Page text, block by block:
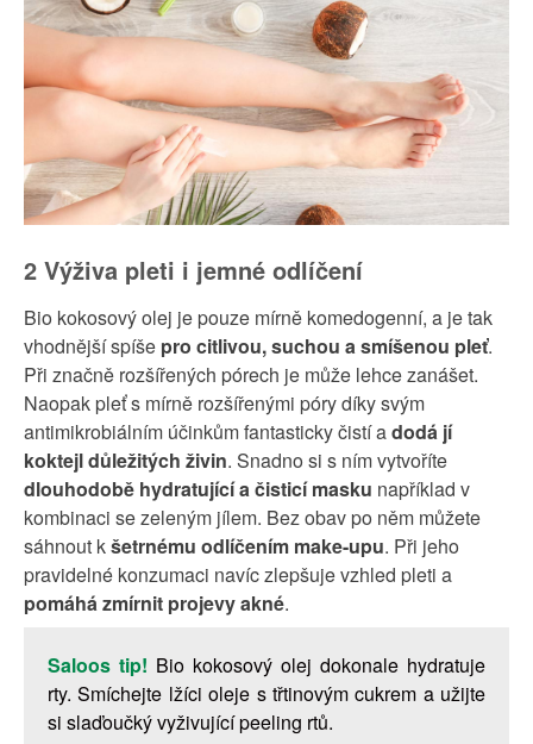
2 Výživa pleti i jemné odlíčení
Bio kokosový olej je pouze mírně komedogenní, a je tak
vhodnější spíše pro citlivou, suchou a smíšenou pleť.
Při značně rozšířených pórech je může lehce zanášet.
Naopak pleť s mírně rozšířenými póry díky svým
antimikrobiálním účinkům fantasticky čistí adodá jí
koktejl důležitých živin. Snadno si s ním vytvoříte
dlouhodobě hydratující a čisticí masku například v
kombinaci se zeleným jílem. Bez obav po něm můžete
sáhnout kšetrnému odlíčením make-upu. Při jeho
pravidelné konzumaci navíc zlepšuje vzhled pleti a
pomáhá zmírnit projevy akné.
Saloos tip! Bio kokosový olej dokonale hydratuje
rty. Smíchejte lžíci oleje s třtinovým cukrem a užijte
si slaďoučký vyživující peeling rtů.